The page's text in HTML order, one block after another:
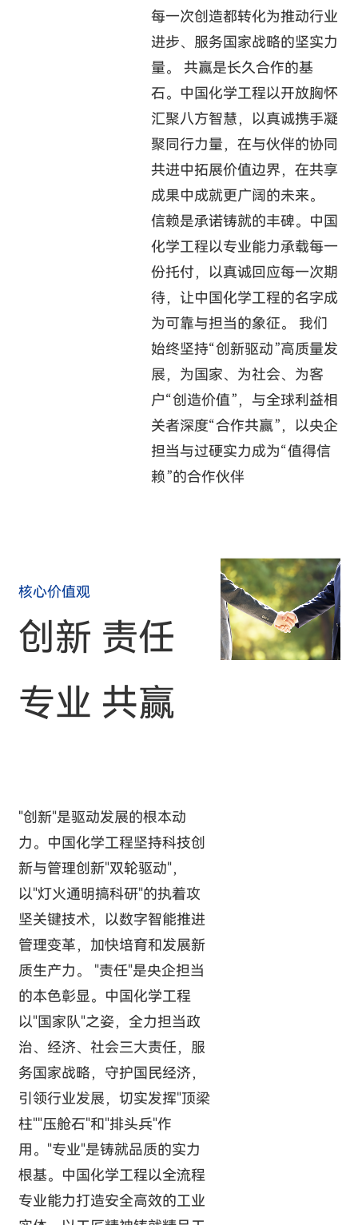
每一次创造都转化为推动行业
进步、服务国家战略的坚实力
量。 共赢是长久合作的基
石。中国化学工程以开放胸怀
汇聚八方智慧，以真诚携手凝
聚同行力量，在与伙伴的协同
共进中拓展价值边界，在共享
成果中成就更广阔的未来。
信赖是承诺铸就的丰碑。中国
化学工程以专业能力承载每一
份托付，以真诚回应每一次期
待，让中国化学工程的名字成
为可靠与担当的象征。 我们
始终坚持“创新驱动”高质量发
展，为国家、为社会、为客
户“创造价值”，与全球利益相
关者深度“合作共赢”，以央企
担当与过硬实力成为“值得信
赖”的合作伙伴
核心价值观
创新 责任
专业 共赢
"创新"是驱动发展的根本动
力。中国化学工程坚持科技创
新与管理创新"双轮驱动"，
以"灯火通明搞科研"的执着攻
坚关键技术，以数字智能推进
管理变革，加快培育和发展新
质生产力。 "责任"是央企担当
的本色彰显。中国化学工程
以"国家队"之姿，全力担当政
治、经济、社会三大责任，服
务国家战略，守护国民经济，
引领行业发展，切实发挥"顶梁
柱""压舱石"和"排头兵"作
用。"专业"是铸就品质的实力
根基。中国化学工程以全流程
专业能力打造安全高效的工业